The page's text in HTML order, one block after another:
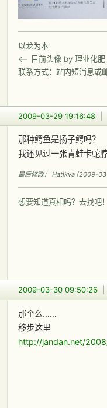
以龙为本
<-- 目前头像 by 理业化肥
联系方式：站内短消息或
2009-03-29 19:16:48
那种鳄鱼是扬子鳄吗？
我还见过一张青蛙卡蛇
最后修改： Hatikva (2009-
想要知道真相吗？去找吧
2009-03-30 09:50:26
那个么……
移步这里
http://jandan.net/